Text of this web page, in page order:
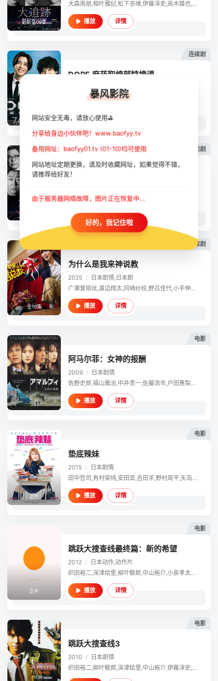
更新至09集
大森南朋,相叶雅纪,松下奈绪,伊藤淳史,高木雄也,足立梨花,丸山礼,野村康太,矢柴俊博,水岛凛,中村俊介,滨野谦太,佐藤浩市,远藤宪一,光石研
播放 详情
连续剧
全10集
DOPE 麻药取缔部特搜课
日本悬疑,犯罪,日本剧
播放
连续剧
大追踪〜警视厅SSBC强行犯系〜
详情
连续剧
全10集
为什么是我来神说教
2025 / 日本剧情,日本剧
广濑爱丽丝,渡边翔太,冈崎纱绘,野吕佳代,小手伸也,伊藤淳史,木村佳乃,堀内敬子,丰岛花,水泽林太郎,清乃あさ姫,新井美羽,羽村仁成,林裕太,志田琥珀,吉田晴登,松本丽世,島村龍乃介,大原由晖,石川萌香,佐月绘美,染谷隼生,藤本洸大,宫下结衣,八木响生,宗像隼司,铃木梦,石川悠人,宫城弥生,水野哲志,野口诗央,山口永爱,阵野小和,渡边怜亚,樋口拓哉,村濑星哉,野中梨绪那,田村继,すずきゆい
播放 详情
电影
正片
阿马尔菲：女神的报酬
2009 / 日本剧情
佐野史郎,福山雅治,中井贵一,佐藤浩市,户田惠梨香,天海祐希,平田满,大塚宁宁,尼科·托福利,小野寺昭,伊藤淳史,织田裕二,莎拉·布莱曼,大森绚音
播放 详情
电影
正片
垫底辣妹
2015 / 日本剧情
田中哲司,有村架纯,安田显,吉田羊,野村周平,矢岛健一,中村靖日,峰村理惠,伊藤淳史,阿部菜渚美,白土七菜,奥田心,蔵下穂波,大内田悠平,县森鱼,松井爱莉,川上凛子
播放 详情
电影
正片
跳跃大搜查线最终篇：新的希望
2012 / 日本动作,动作片
织田裕二,深津绘里,柳叶敏郎,中山裕介,小泉孝太郎,小栗旬,伊藤淳史,内田有纪,香取慎吾
播放 详情
电影
跳跃大搜查线3
2010 / 日本剧情
织田裕二,柳叶敏郎,深津绘里,中山裕介,伊藤淳史,内田有纪,小泉孝太郎,北村总一朗,小野武彦,齐藤晓,佐户井贤太,小林进,甲本雅裕,远山俊也,寺岛进,松重丰,高杉亘,小栗旬
暴风影院
网站安全无毒，请放心使用⛳
分享给身边小伙伴吧！www.baofyy.tv
备用网址：baofyy01.tv (01-10)均可使用
网站地址定期更换，请及时收藏网址，如果觉得不错，
请推荐给好友！
由于服务器网络故障，图片正在恢复中...
好的，我记住啦